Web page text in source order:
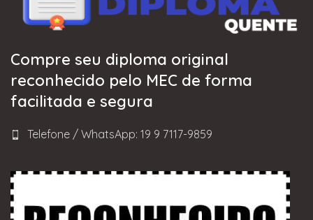
Compre seu diploma original
reconhecido pelo MEC de forma
facilitada e segura
Telefone / WhatsApp: 19 9 7117-9859